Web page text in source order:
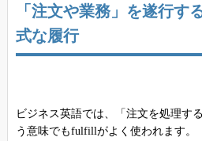
「注文や業務」を遂行す
式な履行
ビジネス英語では、「注文を処理す
う意味でもfulfillがよく使われます。